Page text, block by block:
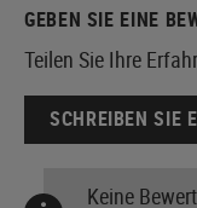
GEBEN SIE EINE
Teilen Sie Ihre
SCHREIBEN SIE
Keine